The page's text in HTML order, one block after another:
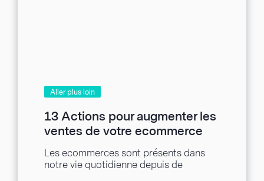
Aller plus loin
13 Actions pour augmenter les
ventes de votre ecommerce
Les ecommerces sont présents dans
notre vie quotidienne depuis de